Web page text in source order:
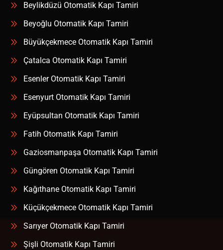
Beylikdüzü Otomatik Kapı Tamiri
Beyoğlu Otomatik Kapı Tamiri
Büyükçekmece Otomatik Kapı Tamiri
Çatalca Otomatik Kapı Tamiri
Esenler Otomatik Kapı Tamiri
Esenyurt Otomatik Kapı Tamiri
Eyüpsultan Otomatik Kapı Tamiri
Fatih Otomatik Kapı Tamiri
Gaziosmanpaşa Otomatik Kapı Tamiri
Güngören Otomatik Kapı Tamiri
Kağıthane Otomatik Kapı Tamiri
Küçükçekmece Otomatik Kapı Tamiri
Sarıyer Otomatik Kapı Tamiri
Şişli Otomatik Kapı Tamiri